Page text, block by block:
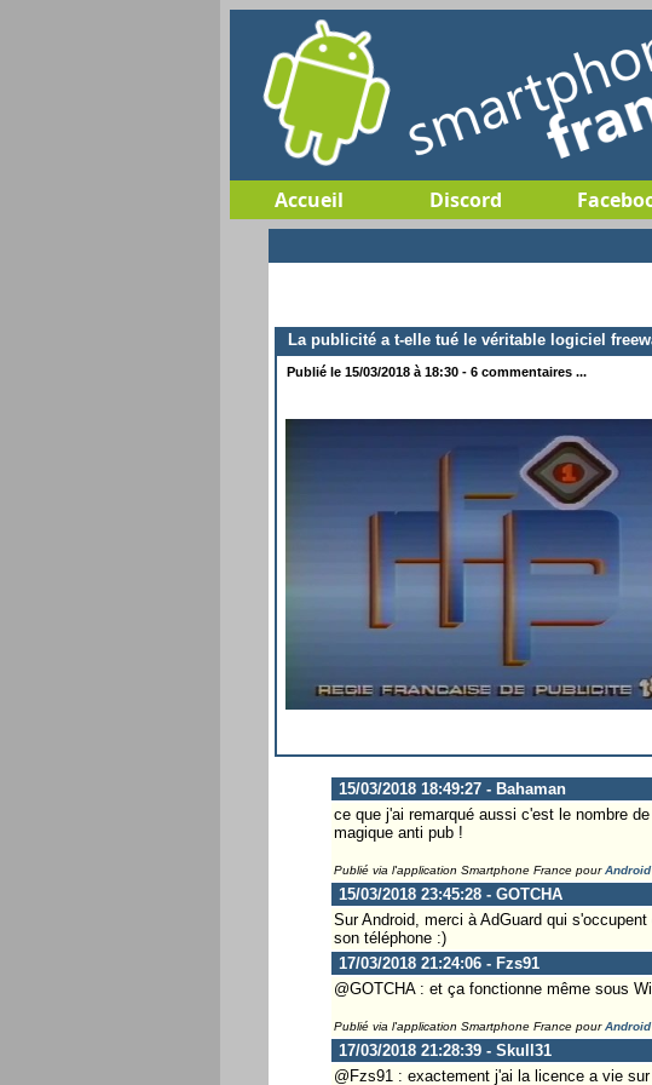
Accueil Discord
La publicité a t-elle tué le véritable logiciel
Publié le 15/03/2018 à 18:30 - 6 commentaires ...
15/03/2018 18:49:27 - Bahaman
ce que j'ai remarqué aussi c'est le nombre
magique anti pub !
Publié via l'application Smartphone France pourAndroid
15/03/2018 23:45:28 - GOTCHA
Sur Android, merci à AdGuard qui
son téléphone :)
17/03/2018 21:24:06 - Fzs91
@GOTCHA : et ça fonctionne même sous
Publié via l'application Smartphone France pourAndroid
17/03/2018 21:28:39 - Skull31
@Fzs91 : exactement j'ai la licence a vie sur